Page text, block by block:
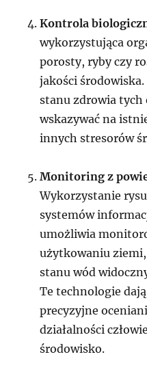
Kontrola
wykorzystująca
porosty, ryby czy
jakości
stanu zdrowia tych
wskazywać na
innych stresorów
Monitoring z
Wykorzystanie
systemów
umożliwia
użytkowaniu
stanu wód
Te technologie
precyzyjne
działalności
środowisko.